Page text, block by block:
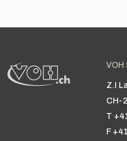
VOH
Z.I
CH-
T
F